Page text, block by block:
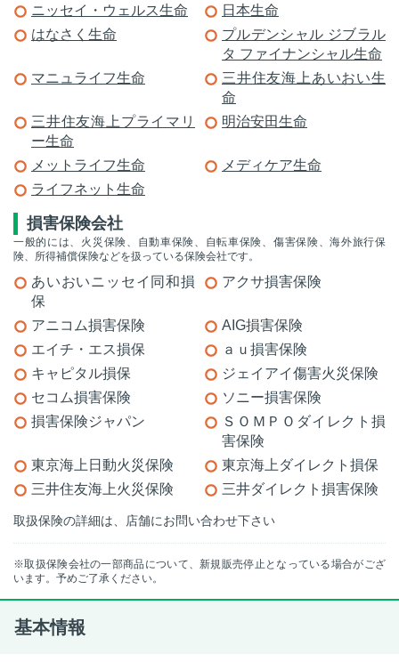
ニッセイ・ウェルス生命
日本生命
はなさく生命
プルデンシャル ジブラル
タ ファイナンシャル生命
マニュライフ生命
三井住友海上あいおい生
命
三井住友海上プライマリ
ー生命
明治安田生命
メットライフ生命
メディケア生命
ライフネット生命
損害保険会社
一般的には、火災保険、自動車保険、自転車保険、傷害保険、海外旅行保
険、所得補償保険などを扱っている保険会社です。
あいおいニッセイ同和損
保
アクサ損害保険
アニコム損害保険
AIG損害保険
エイチ・エス損保
ａｕ損害保険
キャピタル損保
ジェイアイ傷害火災保険
セコム損害保険
ソニー損害保険
損害保険ジャパン
ＳＯＭＰＯダイレクト損
害保険
東京海上日動火災保険
東京海上ダイレクト損保
三井住友海上火災保険
三井ダイレクト損害保険
取扱保険の詳細は、店舗にお問い合わせ下さい
※取扱保険会社の一部商品について、新規販売停止となっている場合がござ
います。予めご了承ください。
基本情報